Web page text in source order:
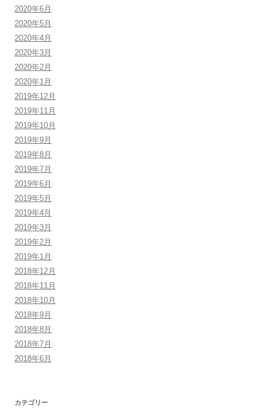
2020年6月
2020年5月
2020年4月
2020年3月
2020年2月
2020年1月
2019年12月
2019年11月
2019年10月
2019年9月
2019年8月
2019年7月
2019年6月
2019年5月
2019年4月
2019年3月
2019年2月
2019年1月
2018年12月
2018年11月
2018年10月
2018年9月
2018年8月
2018年7月
2018年6月
カテゴリー